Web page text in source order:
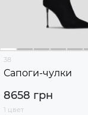
38
Сапоги-чулки
8658 грн
1 цвет